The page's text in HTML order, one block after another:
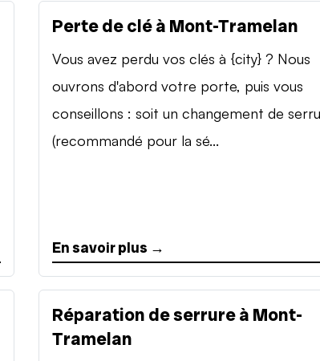
Perte de clé à Mont-Tramelan
Vous avez perdu vos clés à {city} ? Nous
ouvrons d'abord votre porte, puis vous
conseillons : soit un changement de
(recommandé pour la sé...
En savoir plus →
Réparation de serrure à Mont-
Tramelan